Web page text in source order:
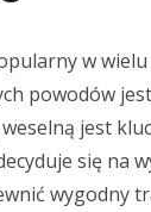
w
powodów
jest
się na
wygodny